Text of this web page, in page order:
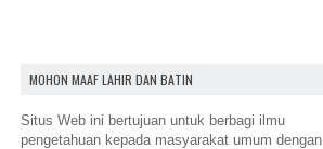
MOHON MAAF LAHIR DAN BATIN
Situs Web ini bertujuan untuk berbagi ilmu
pengetahuan kepada masyarakat umum dengan